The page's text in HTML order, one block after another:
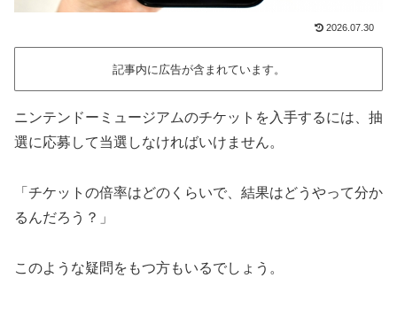
2026.07.30
記事内に広告が含まれています。
ニンテンドーミュージアムのチケットを入手するには、抽
選に応募して当選しなければいけません。
「チケットの倍率はどのくらいで、結果はどうやって分か
るんだろう？」
このような疑問をもつ方もいるでしょう。